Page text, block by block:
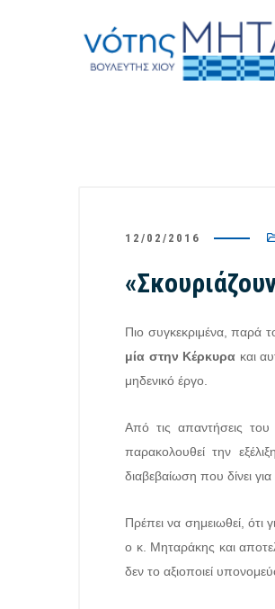
12/02/2016
Πιο συγκεκριμένα, παρά
μία στην Κέρκυρα και
μηδενικό έργο.
Από τις απαντήσεις του
παρακολουθεί την
διαβεβαίωση που δίνει
Πρέπει να σημειωθεί,
ο κ. Μηταράκης και
δεν το αξιοποιεί